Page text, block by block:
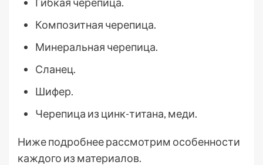
Композитная черепица.
Минеральная черепица.
Сланец.
Шифер.
Черепица из цинк-титана, меди.
Ниже подробнее рассмотрим особенности
каждого из материалов.